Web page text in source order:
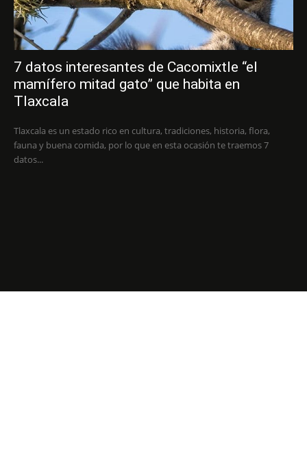
7 datos interesantes de Cacomixtle “el
mamífero mitad gato” que habita en
Tlaxcala
Tlaxcala es un estado rico en cultura, tradiciones, historia, flora,
fauna y buena comida, por lo que en esta ocasión te traemos 7
datos...